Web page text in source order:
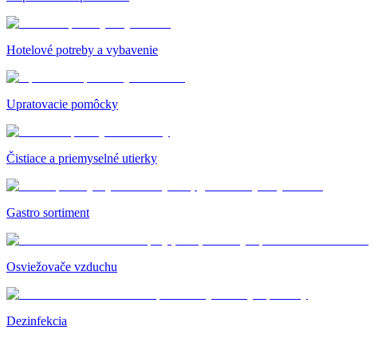
Hotelové potreby a vybavenie
Upratovacie pomôcky
Čistiace a priemyselné utierky
Gastro sortiment
Osviežovače vzduchu
Dezinfekcia